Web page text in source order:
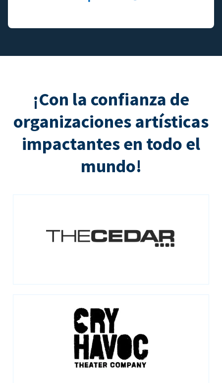
¡Con la confianza de
organizaciones artísticas
impactantes en todo el
mundo!